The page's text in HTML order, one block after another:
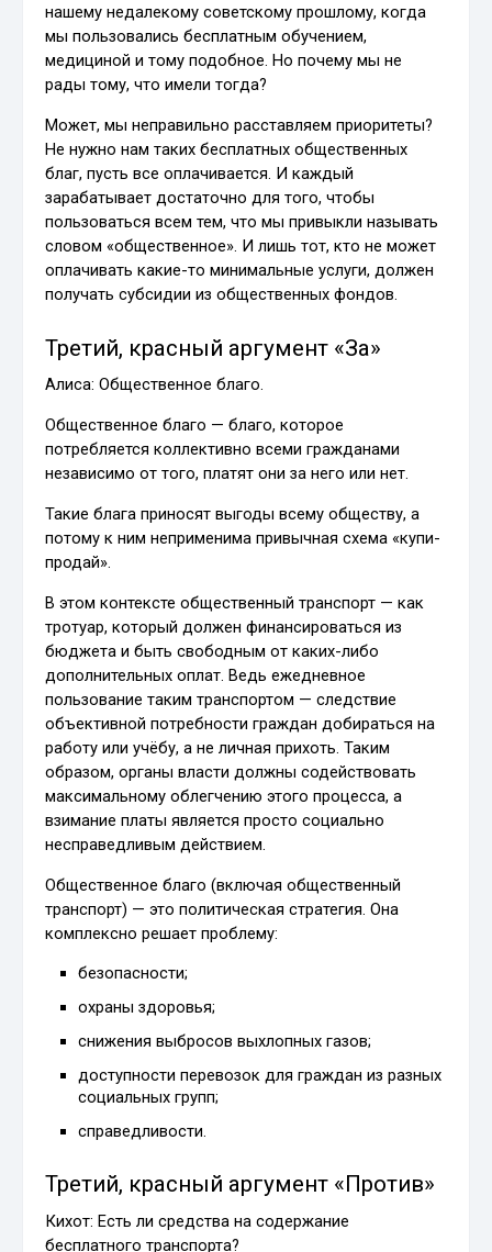
нашему недалекому советскому прошлому, когда
мы пользовались бесплатным обучением,
медициной и тому подобное. Но почему мы не
рады тому, что имели тогда?
Может, мы неправильно расставляем приоритеты?
Не нужно нам таких бесплатных общественных
благ, пусть все оплачивается. И каждый
зарабатывает достаточно для того, чтобы
пользоваться всем тем, что мы привыкли называть
словом «общественное». И лишь тот, кто не может
оплачивать какие-то минимальные услуги, должен
получать субсидии из общественных фондов.
Третий, красный аргумент «За»
Алиса: Общественное благо.
Общественное благо — благо, которое
потребляется коллективно всеми гражданами
независимо от того, платят они за него или нет.
Такие блага приносят выгоды всему обществу, а
потому к ним неприменима привычная схема «купи-
продай».
В этом контексте общественный транспорт — как
тротуар, который должен финансироваться из
бюджета и быть свободным от каких-либо
дополнительных оплат. Ведь ежедневное
пользование таким транспортом — следствие
объективной потребности граждан добираться на
работу или учёбу, а не личная прихоть. Таким
образом, органы власти должны содействовать
максимальному облегчению этого процесса, а
взимание платы является просто социально
несправедливым действием.
Общественное благо (включая общественный
транспорт) — это политическая стратегия. Она
комплексно решает проблему:
безопасности;
охраны здоровья;
снижения выбросов выхлопных газов;
доступности перевозок для граждан из разных
социальных групп;
справедливости.
Третий, красный аргумент «Против»
Кихот: Есть ли средства на содержание
бесплатного транспорта?